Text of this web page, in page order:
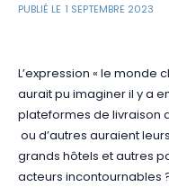
PUBLIÉ LE 1 SEPTEMBRE 2023
L’expression « le monde
aurait pu imaginer il y a
plateformes de livraison
ou d’autres auraient
grands hôtels et autres
acteurs incontournables